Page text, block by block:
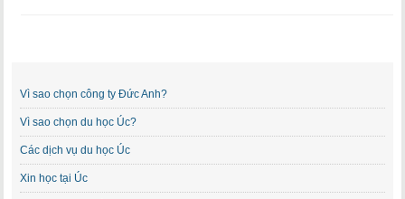
Vì sao chọn công ty Đức Anh?
Vì sao chọn du học Úc?
Các dịch vụ du học Úc
Xin học tại Úc